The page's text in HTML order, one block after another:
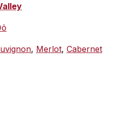
, Merlot, Cabernet